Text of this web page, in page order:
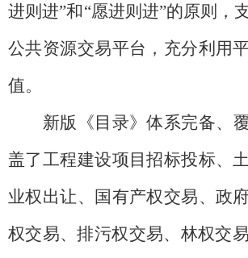
进则进”和“愿进则进”的原则，
公共资源交易平台，充分利用
值。
新版《目录》体系完备、
盖了工程建设项目招标投标、
业权出让、国有产权交易、政
权交易、排污权交易、林权交